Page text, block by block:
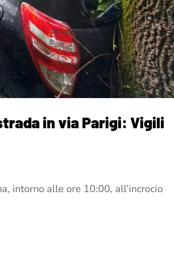
in via Parigi: Vigili
intorno alle ore 10:00, all’incrocio